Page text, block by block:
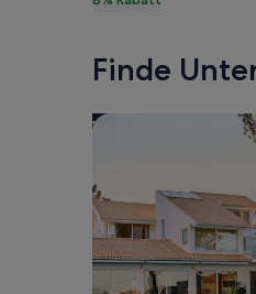
siehe
zum
Finde
Suche nach